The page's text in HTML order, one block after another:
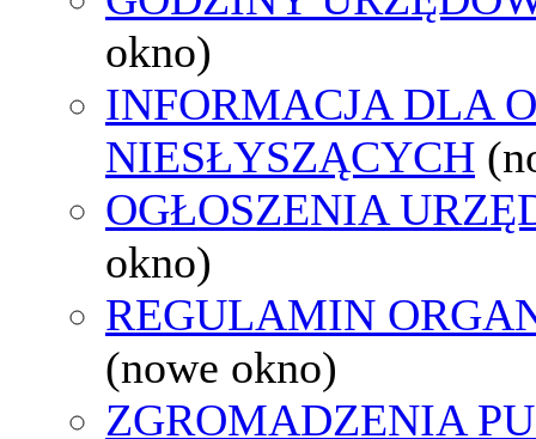
okno)
INFORMACJA DLA
NIESŁYSZĄCYCH
OGŁOSZENIA
okno)
REGULAMIN
(nowe okno)
ZGROMADZENIA